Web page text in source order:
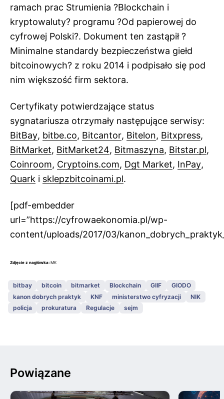
ramach prac Strumienia ?Blockchain i
kryptowaluty? programu ?Od papierowej do
cyfrowej Polski?. Dokument ten zastąpił ?
Minimalne standardy bezpieczeństwa giełd
bitcoinowych? z roku 2014 i podpisało się pod
nim większość firm sektora.
Certyfikaty potwierdzające status
sygnatariusza otrzymały następujące serwisy:
BitBay, bitbe.co, Bitcantor, Bitelon, Bitxpress,
BitMarket, BitMarket24, Bitmaszyna, Bitstar.pl,
Coinroom, Cryptoins.com, Dgt Market, InPay,
Quark i sklepzbitcoinami.pl.
[pdf-embedder
url=”https://cyfrowaekonomia.pl/wp-
content/uploads/2017/03/
Zdjęcie z nagłówka: MK
bitbay bitcoin bitmarket Blockchain GIIF
GIODO
kanon dobrych praktyk
KNF ministerstwo cyfryzacji
NIK
policja
prokuratura Regulacje sejm
Powiązane